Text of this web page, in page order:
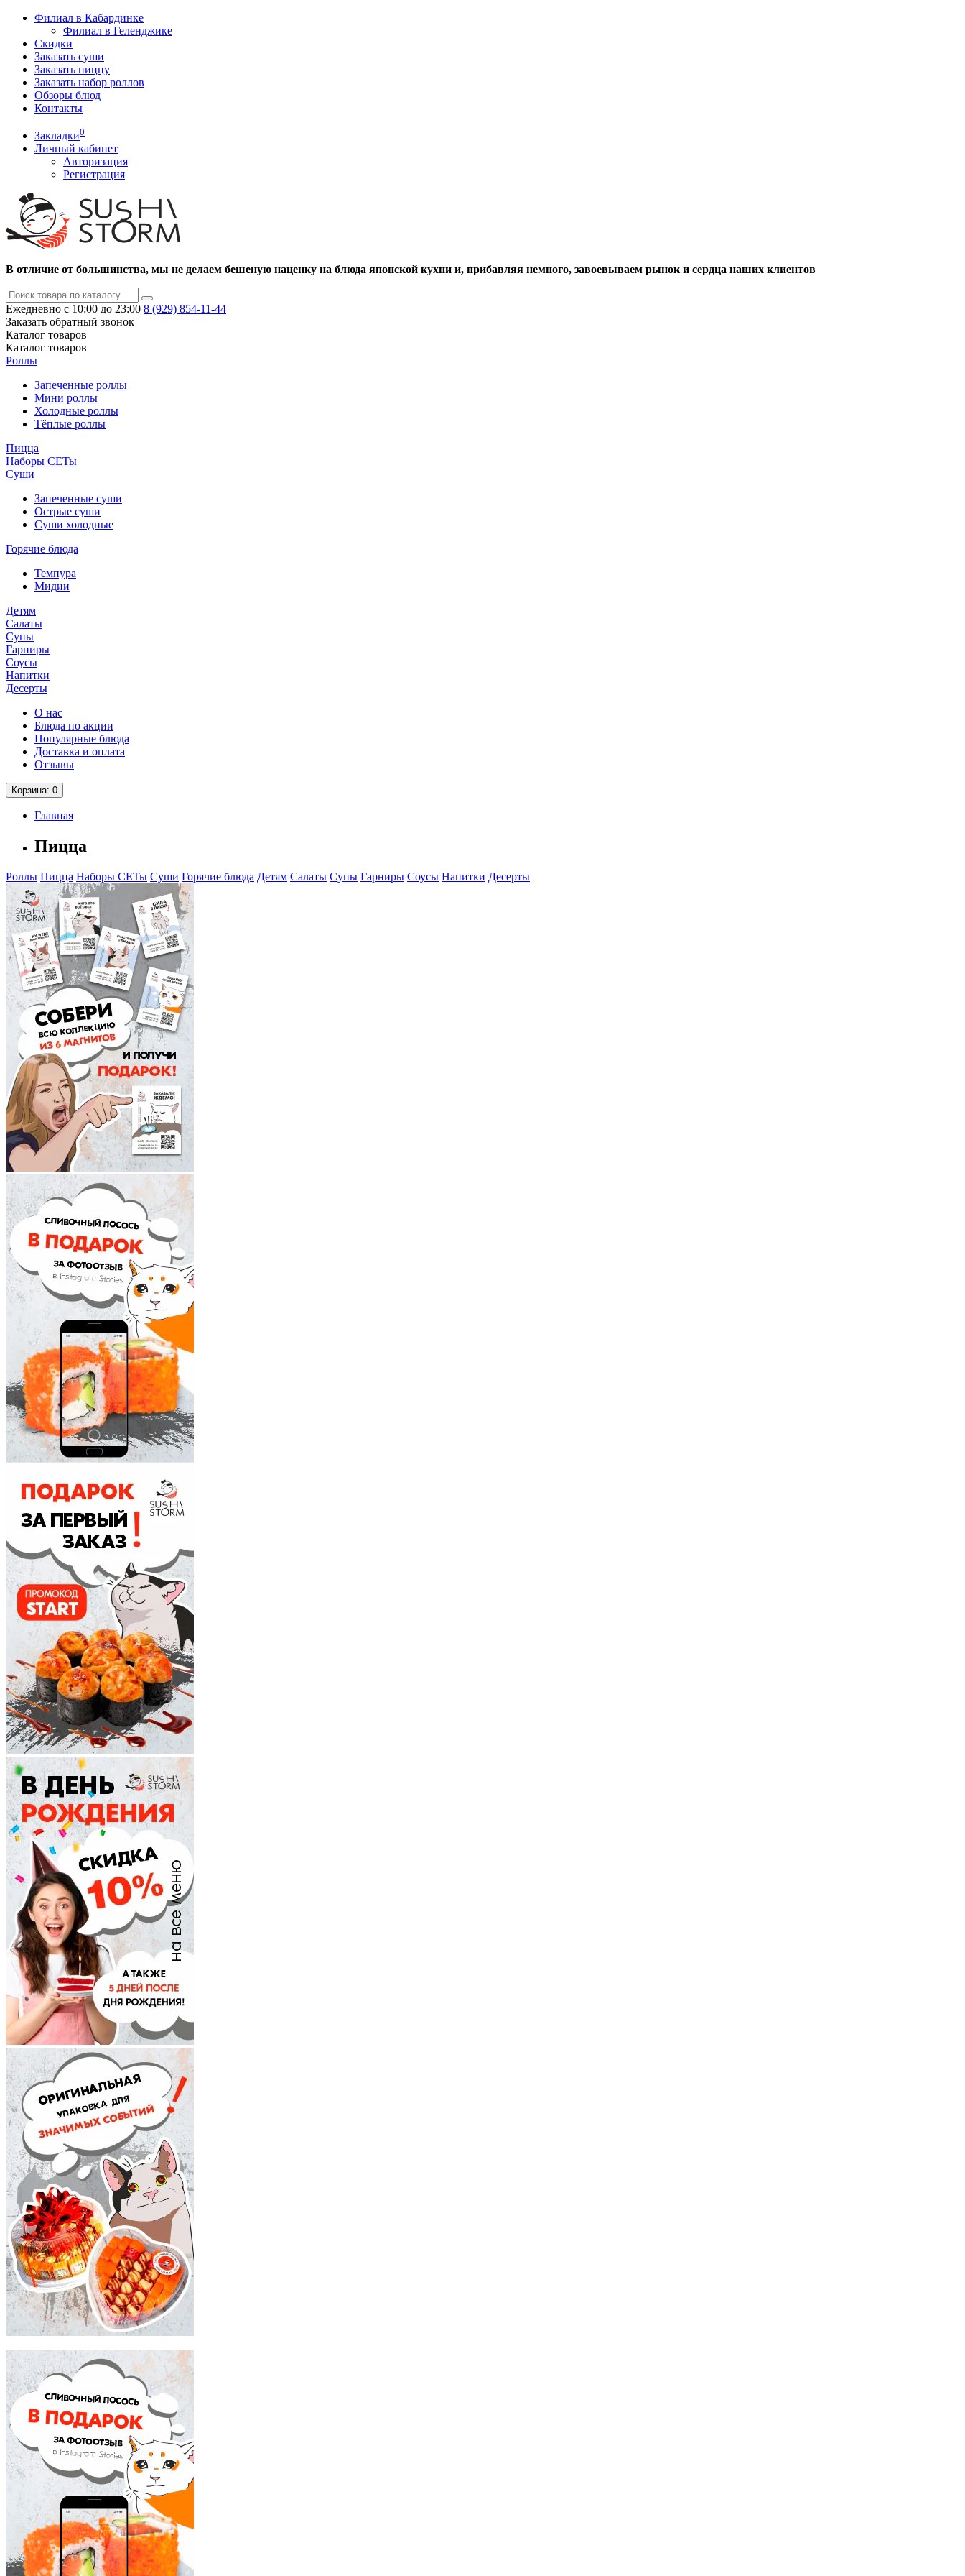
Филиал в Кабардинке
Филиал в Геленджике
Скидки
Заказать суши
Заказать пиццу
Заказать набор роллов
Обзоры блюд
Контакты
Закладки0
Личный кабинет
Авторизация
Регистрация
В отличие от большинства, мы не делаем бешеную наценку на блюда японской кухни и, прибавляя немного, завоевываем рынок и сердца наших клиентов
Ежедневно с 10:00 до 23:00 8 (929) 854-11-44
Заказать обратный звонок
Каталог товаров
Каталог товаров
Роллы
Запеченные роллы
Мини роллы
Холодные роллы
Тёплые роллы
Пицца
Наборы СЕТы
Суши
Запеченные суши
Острые суши
Суши холодные
Горячие блюда
Темпура
Мидии
Детям
Салаты
Супы
Гарниры
Соусы
Напитки
Десерты
О нас
Блюда по акции
Популярные блюда
Доставка и оплата
Отзывы
Корзина: 0
Главная
Пицца
Роллы Пицца Наборы СЕТы Суши Горячие блюда Детям Салаты Супы Гарниры Соусы Напитки Десерты